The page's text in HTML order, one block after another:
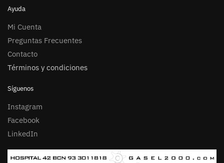
Ayuda
Mi Cuenta
Preguntas Frecuentes
Contacto
Términos y condiciones
Síguenos
Instagram
Facebook
LinkedIn